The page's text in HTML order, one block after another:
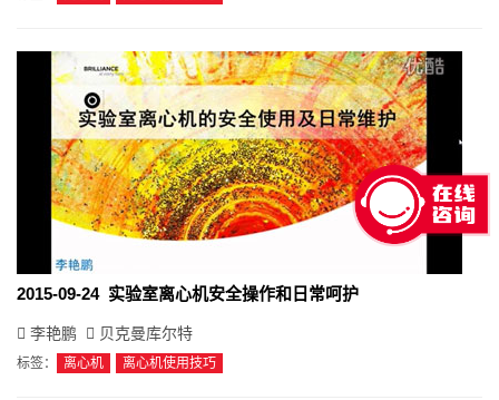
2015-09-24 实验室离心机安全操作和日常呵护
李艳鹏 贝克曼库尔特
标签： 离心机 离心机使用技巧